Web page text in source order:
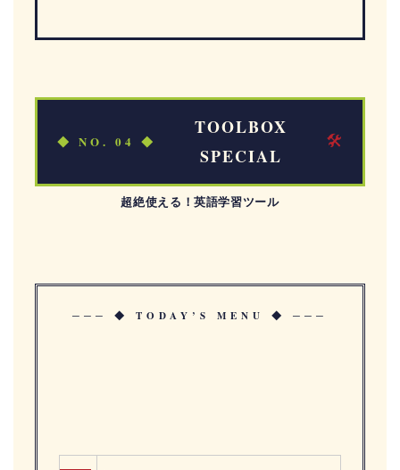
◆ NO. 04 ◆
TOOLBOX
SPECIAL
🛠
超絶使える！英語学習ツール
─── ◆ TODAY’S MENU ◆ ───